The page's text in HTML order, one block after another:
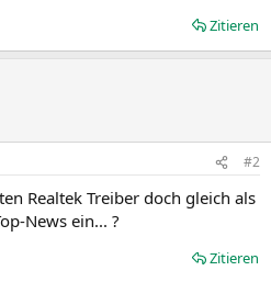
Zitieren
#2
Realtek Treiber doch gleich als
News ein... ?
Zitieren